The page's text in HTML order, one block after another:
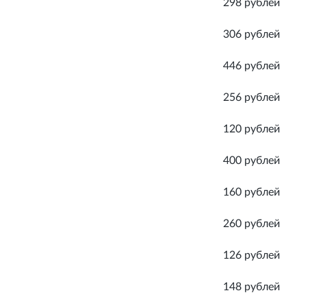
298 рублей
306 рублей
446 рублей
256 рублей
120 рублей
400 рублей
160 рублей
260 рублей
126 рублей
148 рублей